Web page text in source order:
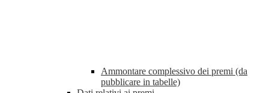
Ammontare complessivo dei premi (da
pubblicare in tabelle)